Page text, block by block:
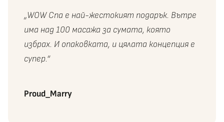
„WOW Спа е най-жестокият подарък. Вътре
има над 100 масажа за сумата, която
избрах. И опаковката, и цялата концепция е
супер.“
Proud_Marry